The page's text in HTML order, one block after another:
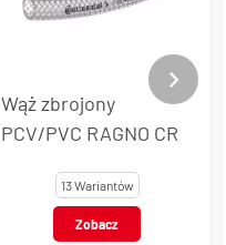
Wąż zbrojony
PCV/PVC RAGNO CR
13 Wariantów
Zobacz